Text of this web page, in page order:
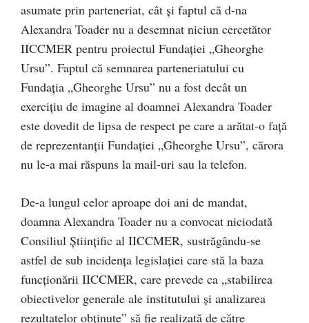
asumate prin parteneriat, cât și faptul că d-na
Alexandra Toader nu a desemnat niciun cercetător
IICCMER pentru proiectul Fundației „Gheorghe
Ursu”. Faptul că semnarea parteneriatului cu
Fundația „Gheorghe Ursu” nu a fost decât un
exercițiu de imagine al doamnei Alexandra Toader
este dovedit de lipsa de respect pe care a arătat-o față
de reprezentanții Fundației „Gheorghe Ursu”, cărora
nu le-a mai răspuns la mail-uri sau la telefon.
De-a lungul celor aproape doi ani de mandat,
doamna Alexandra Toader nu a convocat niciodată
Consiliul Științific al IICCMER, sustrăgându-se
astfel de sub incidența legislației care stă la baza
funcționării IICCMER, care prevede ca „stabilirea
obiectivelor generale ale institutului și analizarea
rezultatelor obținute” să fie realizată de către